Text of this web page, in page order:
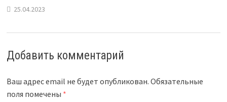
25.04.2023
Добавить комментарий
Ваш адрес email не будет опубликован. Обязательные
поля помечены *